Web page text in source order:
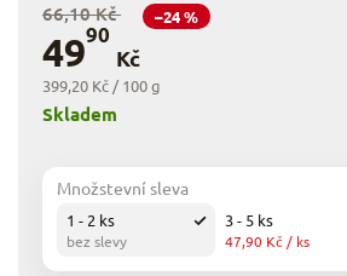
66,10 Kč –24 %
4990
Kč
399,20 Kč / 100 g
Množstevní sleva
1 - 2 ks
bez slevy
3 - 5 ks
47,90 Kč / ks
Skladem